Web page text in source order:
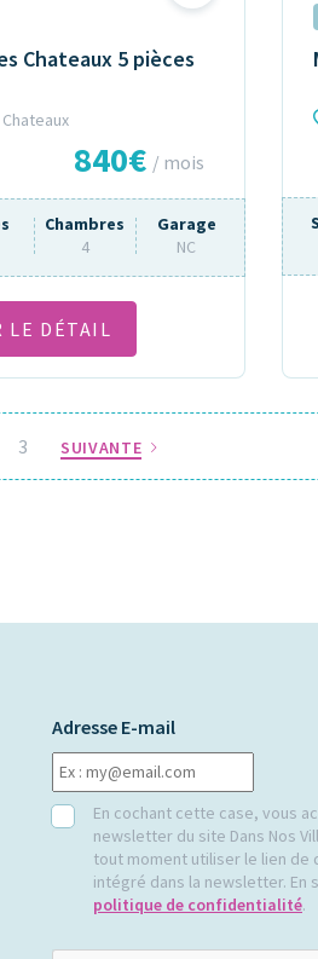
Chateaux 5 pièces
840€ / mois
Chambres
4
Garage
NC
LE DÉTAIL
3 SUIVANTE
Adresse E-mail
RGPDEn cochant cette case, vous
newsletter du site Dans Nos
tout moment utiliser le lien de
intégré dans la newsletter. En
politique de confidentialité.